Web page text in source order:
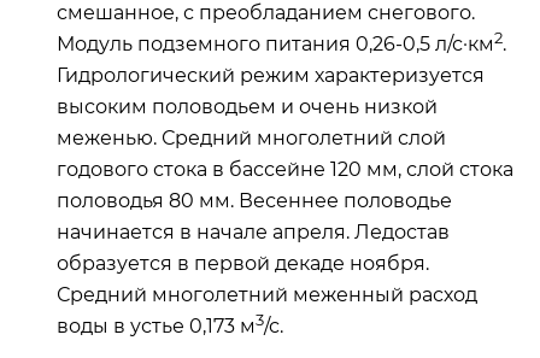
смешанное, с преобладанием снегового.
Модуль подземного питания 0,26-0,5 л/с·км2.
Гидрологический режим характеризуется
высоким половодьем и очень низкой
меженью. Средний многолетний слой
годового стока в бассейне 120 мм, слой стока
половодья 80 мм. Весеннее половодье
начинается в начале апреля. Ледостав
образуется в первой декаде ноября.
Средний многолетний меженный расход
воды в устье 0,173 м3/с.